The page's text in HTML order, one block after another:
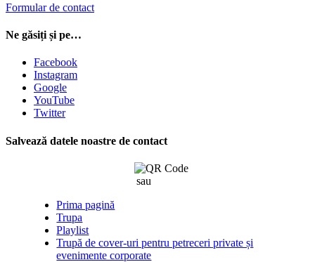
Formular de contact
Ne găsiți și pe…
Facebook
Instagram
Google
YouTube
Twitter
Salvează datele noastre de contact
sau
Prima pagină
Trupa
Playlist
Trupă de cover-uri pentru petreceri private și
evenimente corporate